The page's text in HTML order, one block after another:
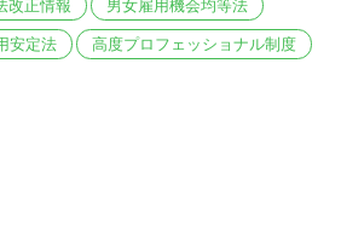
改正情報 男女雇用機会均等法
安定法 高度プロフェッショナル制度